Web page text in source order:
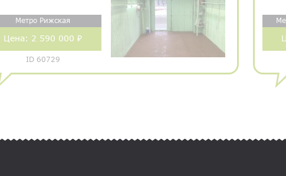
Метро Рижская
Цена: 2 590 000 ₽
ID 60729